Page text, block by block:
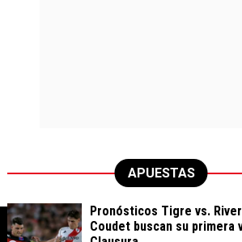
APUESTAS
Pronósticos Tigre vs.
Coudet buscan su primera